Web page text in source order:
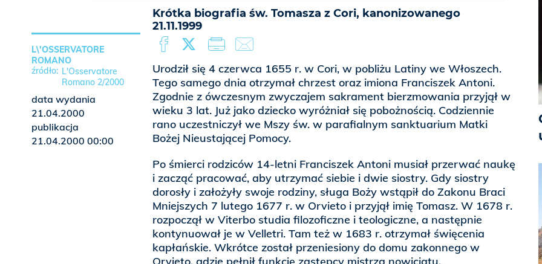
Krótka biografia św. Tomasza z Cori, kanonizowanego
21.11.1999
Urodził się 4 czerwca 1655 r. w Cori, w pobliżu Latiny we Włoszech.
Tego samego dnia otrzymał chrzest oraz imiona Franciszek Antoni.
Zgodnie z ówczesnym zwyczajem sakrament bierzmowania przyjął w
wieku 3 lat. Już jako dziecko wyróżniał się pobożnością. Codziennie
rano uczestniczył we Mszy św. w parafialnym sanktuarium Matki
Bożej Nieustającej Pomocy.
Po śmierci rodziców 14-letni Franciszek Antoni musiał przerwać naukę
i zacząć pracować, aby utrzymać siebie i dwie siostry. Gdy siostry
dorosły i założyły swoje rodziny, sługa Boży wstąpił do Zakonu Braci
Mniejszych 7 lutego 1677 r. w Orvieto i przyjął imię Tomasz. W 1678 r.
rozpoczął w Viterbo studia filozoficzne i teologiczne, a następnie
kontynuował je w Velletri. Tam też w 1683 r. otrzymał święcenia
kapłańskie. Wkrótce został przeniesiony do domu zakonnego w
L\'OSSERVATORE
ROMANO
L'Osservatore
Romano 2/2000
data wydania
21.04.2000
publikacja
21.04.2000 00:00